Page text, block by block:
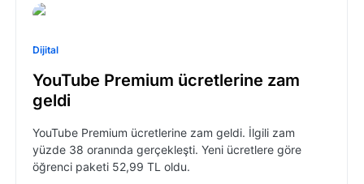
Dijital
YouTube Premium ücretlerine zam
geldi
YouTube Premium ücretlerine zam geldi. İlgili zam
yüzde 38 oranında gerçekleşti. Yeni ücretlere göre
öğrenci paketi 52,99 TL oldu.